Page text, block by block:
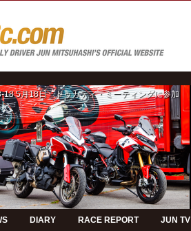
18 5月18日 ドゥカティ・ミーティングに参加
DIARY RACE REPORT JUN TV